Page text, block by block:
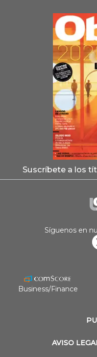
Suscríbete a los
AVISO
Síguenos en
Business/Finance